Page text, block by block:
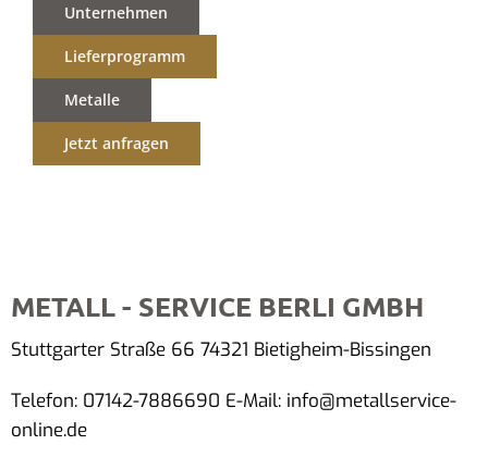
Unternehmen
Lieferprogramm
Metalle
Jetzt anfragen
METALL - SERVICE BERLI GMBH
Stuttgarter Straße 66 74321 Bietigheim-Bissingen
Telefon: 07142-7886690 E-Mail: info@metallservice-
online.de